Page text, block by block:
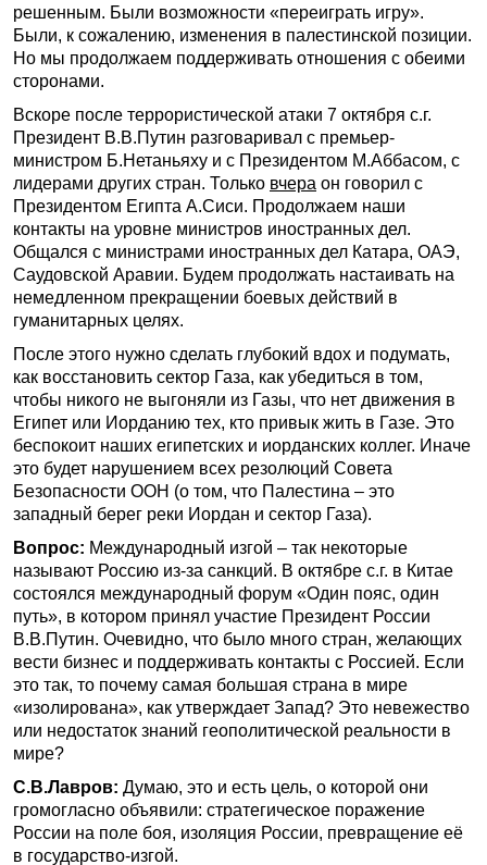
решенным. Были возможности «переиграть игру».
Были, к сожалению, изменения в палестинской позиции.
Но мы продолжаем поддерживать отношения с обеими
сторонами.
Вскоре после террористической атаки 7 октября с.г.
Президент В.В.Путин разговаривал с премьер-
министром Б.Нетаньяху и с Президентом М.Аббасом, с
лидерами других стран. Только вчера он говорил с
Президентом Египта А.Сиси. Продолжаем наши
контакты на уровне министров иностранных дел.
Общался с министрами иностранных дел Катара, ОАЭ,
Саудовской Аравии. Будем продолжать настаивать на
немедленном прекращении боевых действий в
гуманитарных целях.
После этого нужно сделать глубокий вдох и подумать,
как восстановить сектор Газа, как убедиться в том,
чтобы никого не выгоняли из Газы, что нет движения в
Египет или Иорданию тех, кто привык жить в Газе. Это
беспокоит наших египетских и иорданских коллег. Иначе
это будет нарушением всех резолюций Совета
Безопасности ООН (о том, что Палестина – это
западный берег реки Иордан и сектор Газа).
Вопрос: Международный изгой – так некоторые
называют Россию из-за санкций. В октябре с.г. в Китае
состоялся международный форум «Один пояс, один
путь», в котором принял участие Президент России
В.В.Путин. Очевидно, что было много стран, желающих
вести бизнес и поддерживать контакты с Россией. Если
это так, то почему самая большая страна в мире
«изолирована», как утверждает Запад? Это невежество
или недостаток знаний геополитической реальности в
мире?
С.В.Лавров: Думаю, это и есть цель, о которой они
громогласно объявили: стратегическое поражение
России на поле боя, изоляция России, превращение её
в государство-изгой.